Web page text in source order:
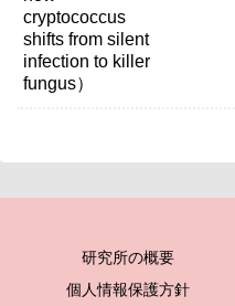
研究所の概要
個人情報保護方針